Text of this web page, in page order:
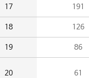
17 191
18 126
19 86
20 61